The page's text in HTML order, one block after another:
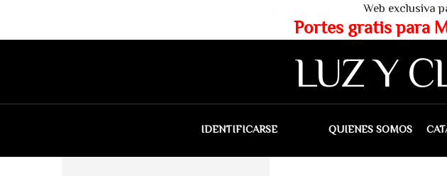
Web exclusiva para profesionales - Teléfono.:
Portes gratis para Madrid a partir de
LUZ Y
IDENTIFICARSE QUIENES SOMOS